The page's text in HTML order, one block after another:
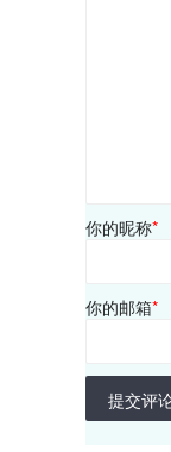
你的昵称*
你的邮箱*
提交评